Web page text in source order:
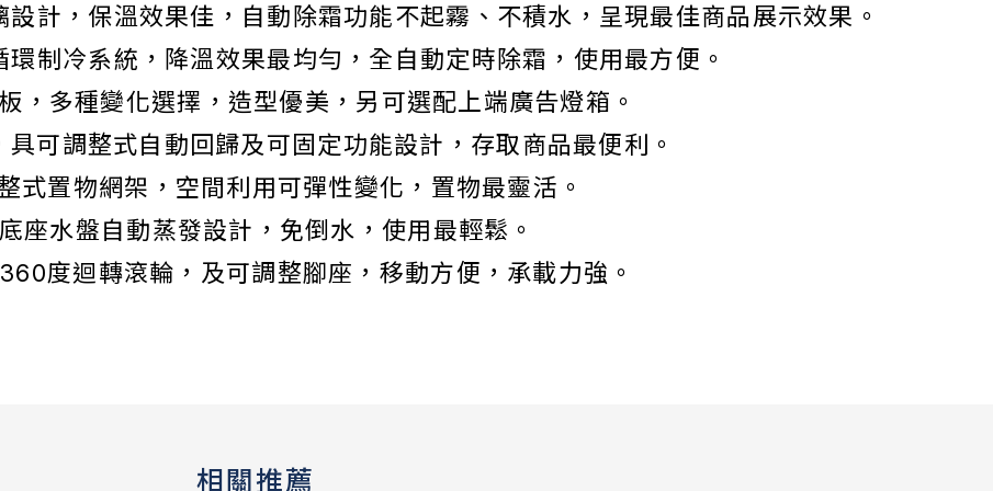
計，保溫效果佳，自動除霜功能不起霧、不積水，呈現最佳商品展示效果。
制冷系統，降溫效果最均勻，全自動定時除霜，使用最方便。
，多種變化選擇，造型優美，另可選配上端廣告燈箱。
具可調整式自動回歸及可固定功能設計，存取商品最便利。
式置物網架，空間利用可彈性變化，置物最靈活。
座水盤自動蒸發設計，免倒水，使用最輕鬆。
度迴轉滾輪，及可調整腳座，移動方便，承載力強。